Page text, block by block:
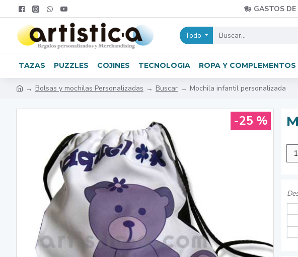
GASTOS
Todo
TAZAS PUZZLES COJINES TECNOLOGIA ROPA Y COMPLEMENTOS
Bolsas y mochilas Personalizadas Buscar Mochila infantil personalizada
-25 %